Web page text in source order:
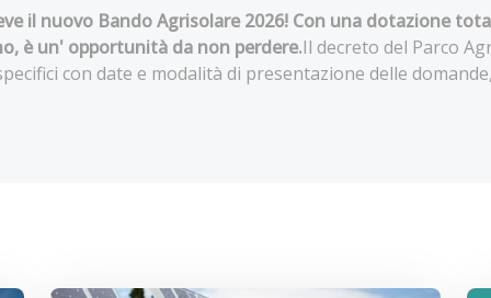
il nuovo Bando Agrisolare 2026! Con una dotazione
è un' opportunità da non perdere.Il decreto del Parco
con date e modalità di presentazione delle